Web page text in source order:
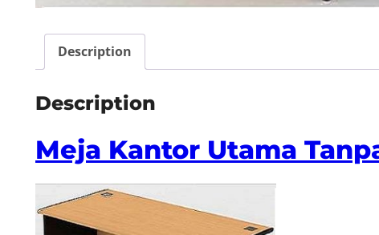
Description
Description
Meja Kantor Utama